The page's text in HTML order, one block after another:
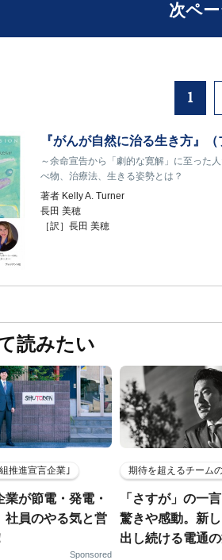
次ペ
1
『がんが自然に治る生き方』（
～余命宣告から「劇的な寛解」に至った
べ物、治療法、生きる姿勢とは？
著者 Kelly A. Turner
長田 美穂
［訳］長田 美穂
読みたい
推進宣言企業｣
業が節電・発電・
社員のやる気と営
Sponsored
期待を超えるチーム
「さすが」の一
驚きや感動。新
出し続ける電通